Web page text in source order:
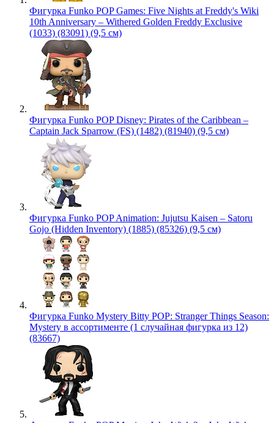
Фигурка Funko POP Games: Five Nights at Freddy's Wiki
10th Anniversary – Withered Golden Freddy Exclusive
(1033) (83091) (9,5 см)
Фигурка Funko POP Disney: Pirates of the Caribbean –
Captain Jack Sparrow (FS) (1482) (81940) (9,5 см)
Фигурка Funko POP Animation: Jujutsu Kaisen – Satoru
Gojo (Hidden Inventory) (1885) (85326) (9,5 см)
Фигурка Funko Mystery Bitty POP: Stranger Things Season:
Mystery в ассортименте (1 случайная фигурка из 12)
(83667)